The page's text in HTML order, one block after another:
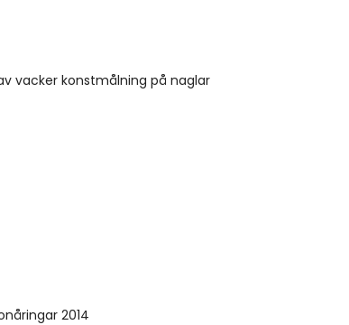
vacker konstmålning på naglar
2014